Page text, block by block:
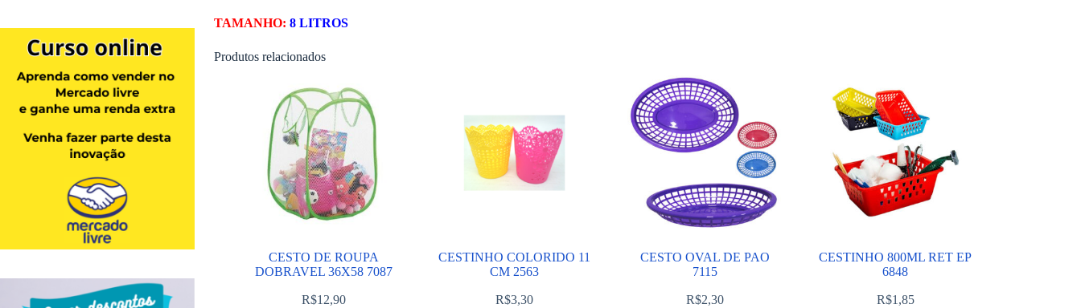
TAMANHO: 8 LITROS
Produtos relacionados
CESTO DE ROUPA
DOBRAVEL 36X58 7087
R$12,90
CESTINHO COLORIDO 11
CM 2563
R$3,30
CESTO OVAL DE PAO
7115
R$2,30
CESTINHO 800ML RET EP
6848
R$1,85